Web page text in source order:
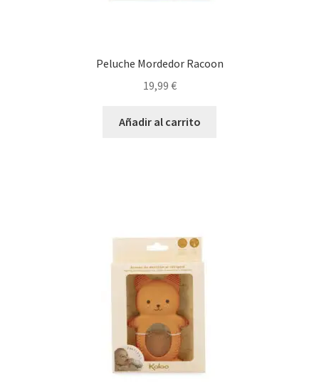
Peluche Mordedor Racoon
19,99 €
Añadir al carrito